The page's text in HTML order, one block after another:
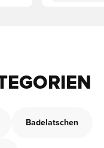
Badelatschen